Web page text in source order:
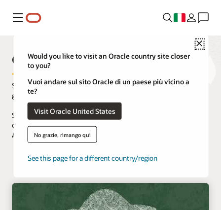
Menu
Close
Would you like to visit an Oracle country site closer
to you?
Vuoi andare sul sito Oracle di un paese più vicino a
te?
Visit Oracle United States
No grazie, rimango qui
See this page for a different country/region
OCI Cloud Free Tier
Sviluppa, testa e implementa applicazioni su Oracle Cloud,
gratuitamente.
Sono stati aggiunti nuovi servizi Oracle Cloud Always Free,
compreso Arm Ampere A1 Compute. Per i progetti di sviluppo
Arm su larga scala puoi richiedere
Richiedi una prova gratuita Accedi a Oracle Cloud